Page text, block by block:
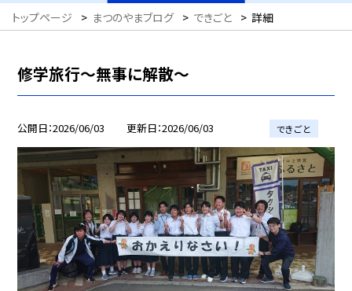
トップページ > まつのやまブログ > できごと > 詳細
修学旅行〜無事に解散〜
公開日 2026/06/03 更新日 2026/06/03 できごと